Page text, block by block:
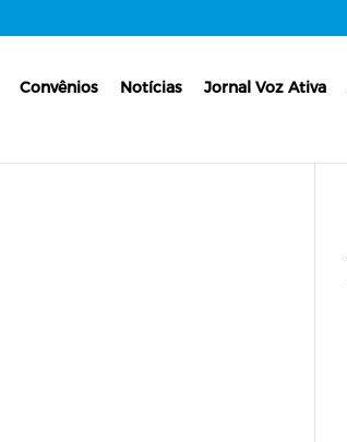
Convênios Notícias Jornal Voz Ativa